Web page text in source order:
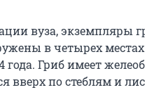
вуза, экземпляры
в четырех местах
года. Гриб имеет
вверх по стеблям и